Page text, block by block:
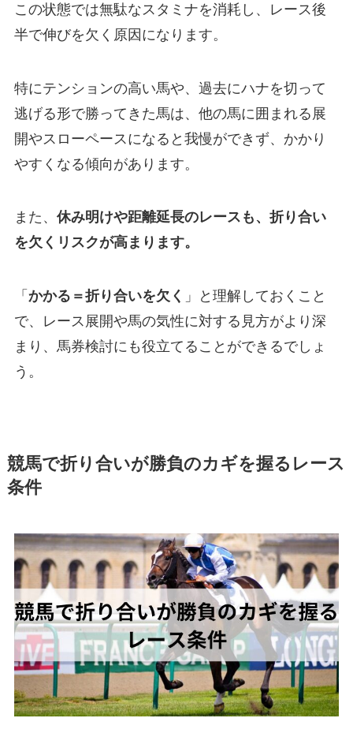
この状態では無駄なスタミナを消耗し、レース後
半で伸びを欠く原因になります。
特にテンションの高い馬や、過去にハナを切って
逃げる形で勝ってきた馬は、他の馬に囲まれる展
開やスローペースになると我慢ができず、かかり
やすくなる傾向があります。
また、 休み明けや距離延長のレースも、折り合い
を欠くリスクが高まります。
「 かかる＝折り合いを欠く 」と理解しておくこと
で、レース展開や馬の気性に対する見方がより深
まり、馬券検討にも役立てることができるでしょ
う。
競馬で折り合いが勝負のカギを握るレース
条件